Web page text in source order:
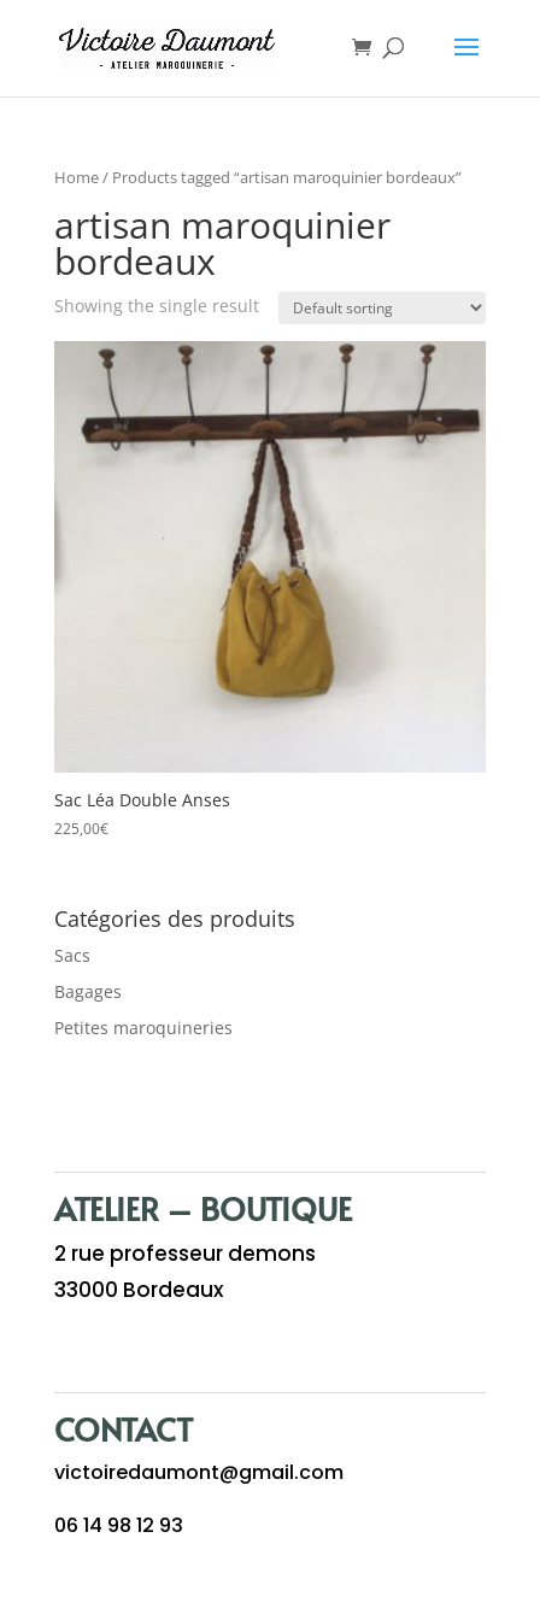
Home/ Products tagged “artisan maroquinier bordeaux”
artisan maroquinier
bordeaux
Showing the single result
Sac Léa Double Anses
225,00€
Catégories des produits
Sacs
Bagages
Petites maroquineries
ATELIER – BOUTIQUE
2 rue professeur demons
33000 Bordeaux
CONTACT
victoiredaumont@gmail.com
06 14 98 12 93